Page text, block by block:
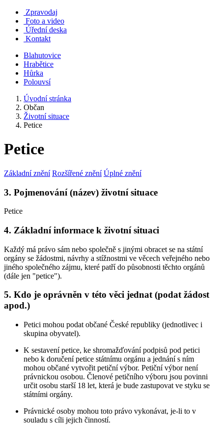
Zpravodaj
Foto a video
Úřední deska
Kontakt
Blahutovice
Hrabětice
Hůrka
Polouvsí
Úvodní stránka
Občan
Životní situace
Petice
Petice
Základní znění Rozšířené znění Úplné znění
3. Pojmenování (název) životní situace
Petice
4. Základní informace k životní situaci
Každý má právo sám nebo společně s jinými obracet se na státní
orgány se žádostmi, návrhy a stížnostmi ve věcech veřejného nebo
jiného společného zájmu, které patří do působnosti těchto orgánů
(dále jen "petice").
5. Kdo je oprávněn v této věci jednat (podat žádost
apod.)
Petici mohou podat občané České republiky (jednotlivec i
skupina obyvatel).
K sestavení petice, ke shromažďování podpisů pod petici
nebo k doručení petice státnímu orgánu a jednání s ním
mohou občané vytvořit petiční výbor. Petiční výbor není
právnickou osobou. Členové petičního výboru jsou povinni
určit osobu starší 18 let, která je bude zastupovat ve styku se
státními orgány.
Právnické osoby mohou toto právo vykonávat, je-li to v
souladu s cíli jejich činností.